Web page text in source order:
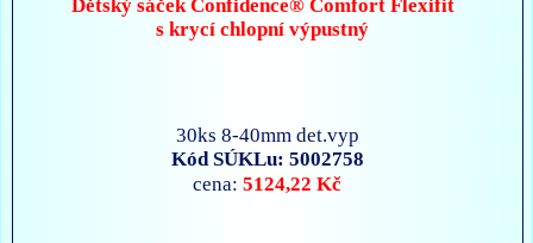
Dětský sáček Confidence® Comfort Flexifit
s krycí chlopní výpustný
30ks 8-40mm det.vyp
Kód SÚKLu: 5002758
cena:5124,22 Kč